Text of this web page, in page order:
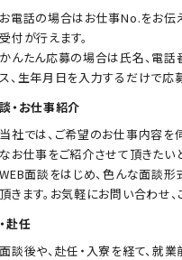
お電話の場合はお仕事No.をお伝
受付が行えます。
かんたん応募の場合は氏名、電話
ス、生年月日を入力するだけで応募
・お仕事紹介
当社では、ご希望のお仕事内容を
なお仕事をご紹介させて頂きたい
WEB面談をはじめ、色んな面談形
頂きます。お気軽にお問い合わせ、
赴任
面談後や、赴任・入寮を経て、就